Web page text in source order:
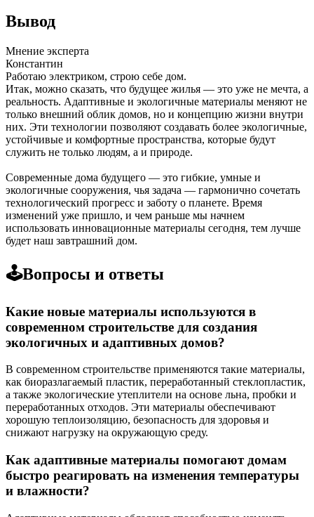
Вывод
Мнение эксперта
Константин
Работаю электриком, строю себе дом.
Итак, можно сказать, что будущее жилья — это уже не мечта, а
реальность. Адаптивные и экологичные материалы меняют не
только внешний облик домов, но и концепцию жизни внутри
них. Эти технологии позволяют создавать более экологичные,
устойчивые и комфортные пространства, которые будут
служить не только людям, а и природе.
Современные дома будущего — это гибкие, умные и
экологичные сооружения, чья задача — гармонично сочетать
технологический прогресс и заботу о планете. Время
изменений уже пришло, и чем раньше мы начнем
использовать инновационные материалы сегодня, тем лучше
будет наш завтрашний дом.
🕹️Вопросы и ответы
Какие новые материалы используются в
современном строительстве для создания
экологичных и адаптивных домов?
В современном строительстве применяются такие материалы,
как биоразлагаемый пластик, переработанный стеклопластик,
а также экологические утеплители на основе льна, пробки и
переработанных отходов. Эти материалы обеспечивают
хорошую теплоизоляцию, безопасность для здоровья и
снижают нагрузку на окружающую среду.
Как адаптивные материалы помогают домам
быстро реагировать на изменения температуры
и влажности?